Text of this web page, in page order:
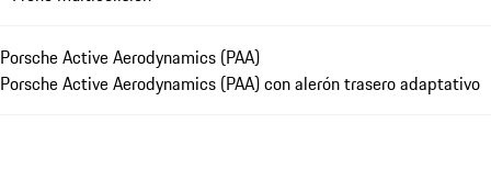
Porsche Active Aerodynamics (PAA)
Porsche Active Aerodynamics (PAA) con alerón trasero adaptativo